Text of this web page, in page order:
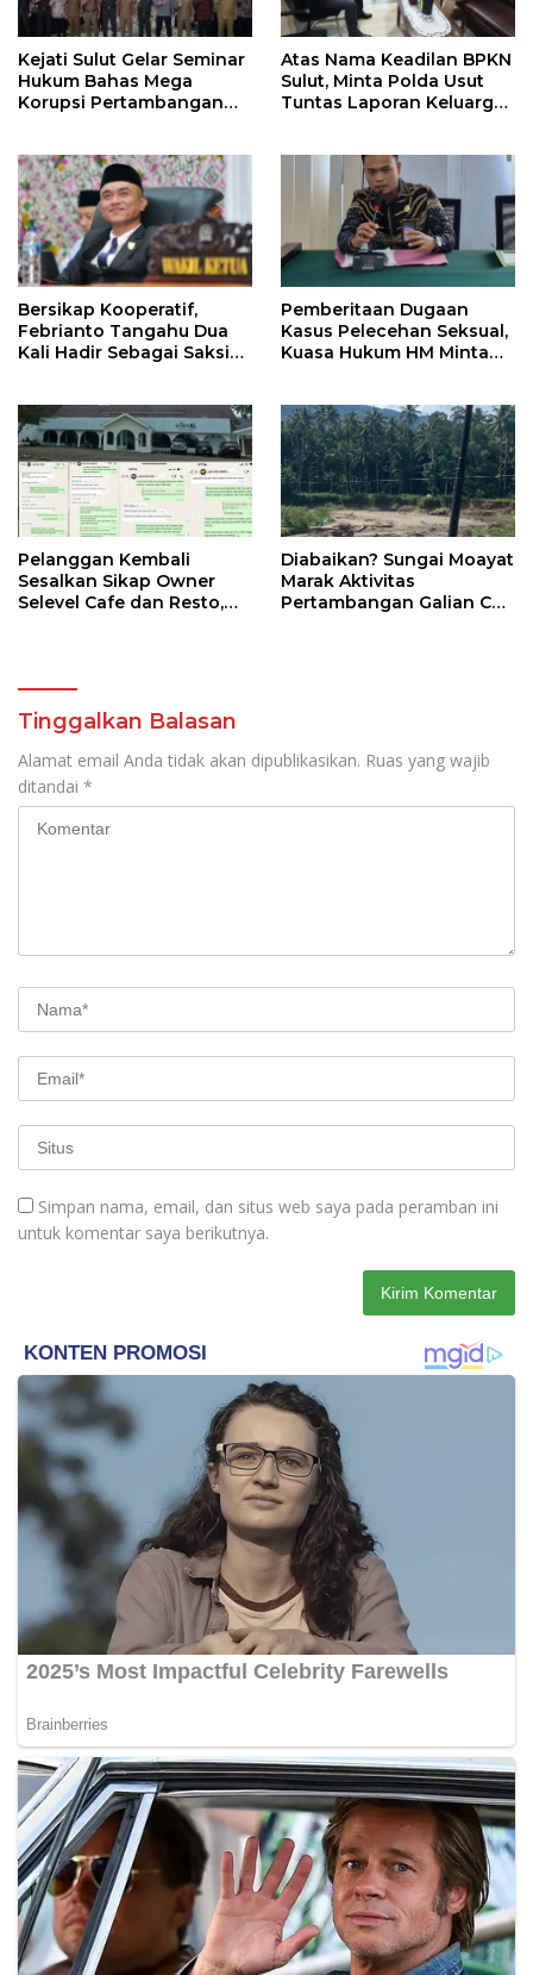
Kejati Sulut Gelar Seminar
Hukum Bahas Mega
Korupsi Pertambangan
Atas Nama Keadilan BPKN
Sulut, Minta Polda Usut
Tuntas Laporan Keluarga
Ratatotok
Bersikap Kooperatif,
Febrianto Tangahu Dua
Kali Hadir Sebagai Saksi
JRBM
Pemberitaan Dugaan
Kasus Pelecehan Seksual,
Kuasa Hukum HM Minta
Pelanggan Kembali
Sesalkan Sikap Owner
Selevel Cafe dan Resto,
Diabaikan? Sungai Moayat
Marak Aktivitas
Pertambangan Galian C
Tinggalkan Balasan
Alamat email Anda tidak akan dipublikasikan. Ruas yang wajib
ditandai *
Simpan nama, email, dan situs web saya pada peramban ini
untuk komentar saya berikutnya.